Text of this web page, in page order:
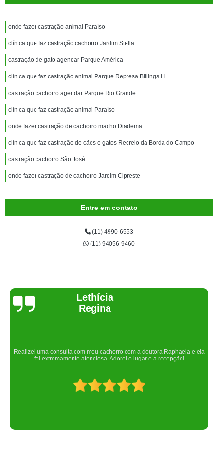
onde fazer castração animal Paraíso
clínica que faz castração cachorro Jardim Stella
castração de gato agendar Parque América
clínica que faz castração animal Parque Represa Billings III
castração cachorro agendar Parque Rio Grande
clínica que faz castração animal Paraíso
onde fazer castração de cachorro macho Diadema
clínica que faz castração de cães e gatos Recreio da Borda do Campo
castração cachorro São José
onde fazer castração de cachorro Jardim Cipreste
Entre em contato
(11) 4990-6553
(11) 94056-9460
Joelma Lilian
Um lugar maravilhoso. Sempre serei grata pelo que fizeram por nós!